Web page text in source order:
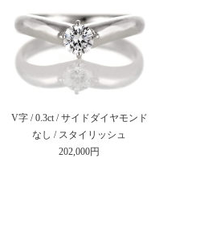
V字 / 0.3ct / サイドダイヤモンド
なし / スタイリッシュ
202,000円